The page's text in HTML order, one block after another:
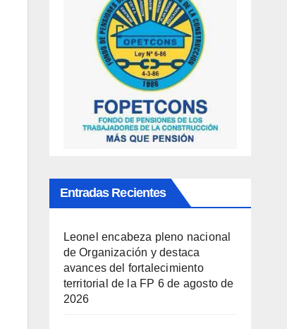
Entradas Recientes
Leonel encabeza pleno nacional
de Organización y destaca
avances del fortalecimiento
territorial de la FP 6 de agosto de
2026